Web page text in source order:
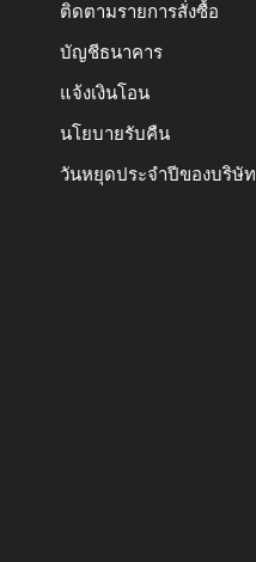
ติดตามรายการสั่งซื้อ
บัญชีธนาคาร
แจ้งเงินโอน
นโยบายรับคืน
วันหยุดประจำปีของบริษัท